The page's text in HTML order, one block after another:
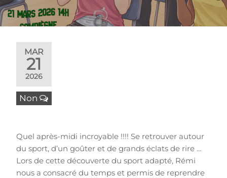
MAR
21
2026
Non
Quel après-midi incroyable !!!! Se retrouver autour
du sport, d’un goûter et de grands éclats de rire …
Lors de cette découverte du sport adapté, Rémi
nous a consacré du temps et permis de reprendre